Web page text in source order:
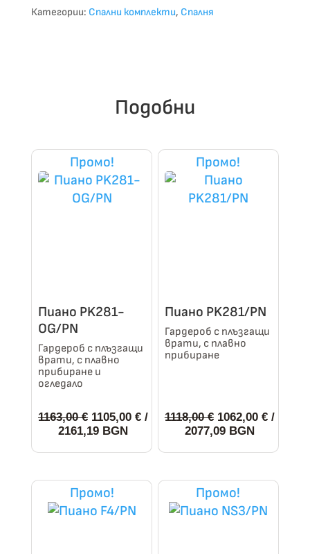
Категории: Спални комплекти, Спалня
Подобни
Промо!
Пиано PK281-
OG/PN
Гардероб с плъзгащи
врати, с плавно
прибиране и
огледало
1163,00€ Original
price
1105,00€ /
2161,19 BGNТекущата
product
multiple
Промо!
Пиано PK281/PN
Гардероб с плъзгащи
врати, с плавно
прибиране
1118,00€ Original
price
1062,00 € /
2077,09 BGNТекущата
product
multiple
Промо! Промо!